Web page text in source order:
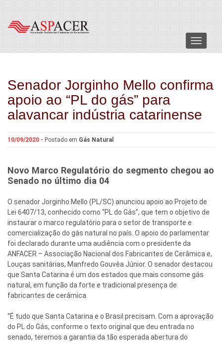
Menu
Senador Jorginho Mello confirma
apoio ao “PL do gás” para
alavancar indústria catarinense
10/09/2020 - Postado em Gás Natural
Novo Marco Regulatório do segmento chegou ao
Senado no último dia 04
O senador Jorginho Mello (PL/SC) anunciou apoio ao Projeto de
Lei 6407/13, conhecido como “PL do Gás”, que tem o objetivo de
instaurar o marco regulatório para o setor de transporte e
comercialização do gás natural no país. O apoio do parlamentar
foi declarado durante uma audiência com o presidente da
ANFACER – Associação Nacional dos Fabricantes de Cerâmica e,
Louças sanitárias, Manfredo Gouvêa Júnior. O senador destacou
que Santa Catarina é um dos estados que mais consome gás
natural, em função da forte e tradicional presença de
fabricantes de cerâmica.
“É tudo que Santa Catarina e o Brasil precisam. Com a aprovação
do PL do Gás, conforme o texto original que deu entrada no
senado, teremos a garantia da tão esperada abertura do